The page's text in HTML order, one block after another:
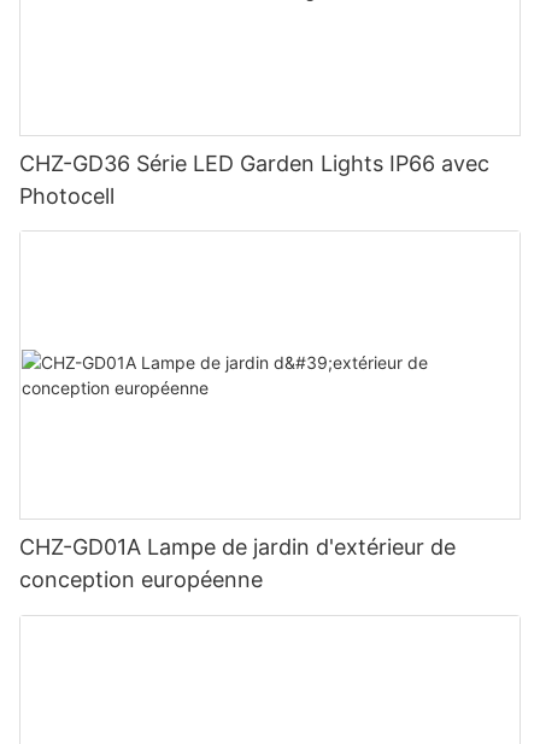
CHZ-GD36 Série LED Garden Lights IP66 avec
Photocell
CHZ-GD01A Lampe de jardin d'extérieur de
conception européenne